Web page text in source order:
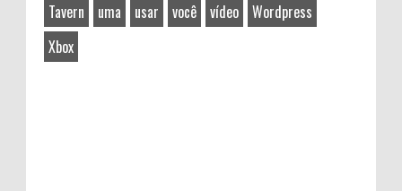
Tavern
uma usar você vídeo
Wordpress
Xbox